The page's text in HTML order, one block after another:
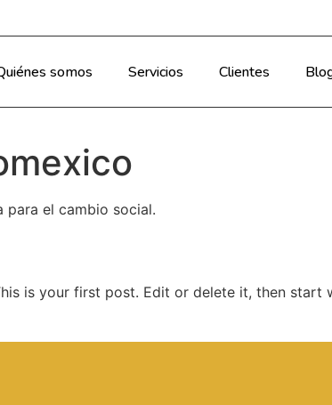
somos Servicios Clientes
para el cambio social.
is your first post. Edit or delete it, then start